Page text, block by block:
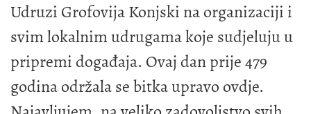
Udruzi Grofovija Konjski na organizaciji i
svim lokalnim udrugama koje sudjeluju u
pripremi događaja. Ovaj dan prije 479
godina održala se bitka upravo ovdje.